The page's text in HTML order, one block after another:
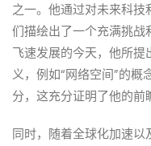
之一。他通过对未来科
们描绘出了一个充满挑战
飞速发展的今天，他所
义，例如“网络空间”的
分，这充分证明了他的前
同时，随着全球化加速